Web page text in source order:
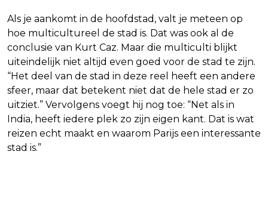
Als je aankomt in de hoofdstad, valt je meteen op
hoe multicultureel de stad is. Dat was ook al de
conclusie van Kurt Caz. Maar die multiculti blijkt
uiteindelijk niet altijd even goed voor de stad te zijn.
“Het deel van de stad in deze reel heeft een andere
sfeer, maar dat betekent niet dat de hele stad er zo
uitziet.” Vervolgens voegt hij nog toe: “Net als in
India, heeft iedere plek zo zijn eigen kant. Dat is wat
reizen echt maakt en waarom Parijs een interessante
stad is.”